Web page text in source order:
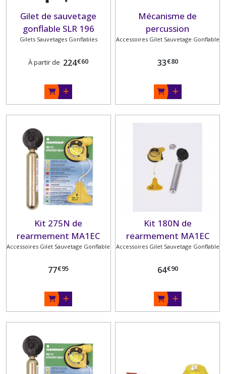
Gilet de sauvetage
gonflable SLR 196
PLASTIMO
Gilets Sauvetages Gonflables
À partir de 224€60
Mécanisme de
percussion
hydrostatique MA1EC
Accessoires Gilet Sauvetage Gonflable
33€80
Kit 275N de
rearmement MA1EC
60g
Accessoires Gilet Sauvetage Gonflable
77€95
Kit 180N de
rearmement MA1EC
38g
Accessoires Gilet Sauvetage Gonflable
64€90